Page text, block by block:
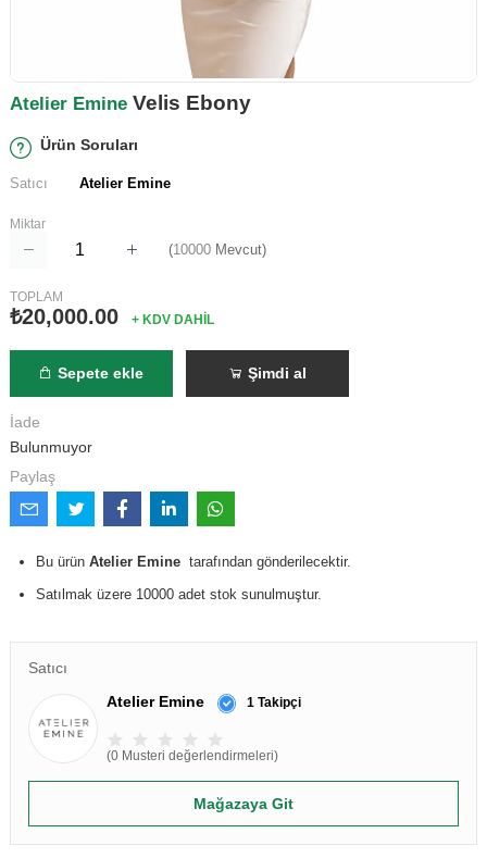
Atelier EmineVelis Ebony
Ürün Soruları
Satıcı Atelier Emine
Miktar
(10000Mevcut)
TOPLAM
₺20,000.00 + KDV DAHİL
Sepete ekle Şimdi al
İade
Bulunmuyor
Paylaş
Bu ürün Atelier Emine tarafından gönderilecektir.
Satılmak üzere 10000 adet stok sunulmuştur.
Satıcı
Atelier Emine
1 Takipçi
(0 Musteri değerlendirmeleri)
Mağazaya Git